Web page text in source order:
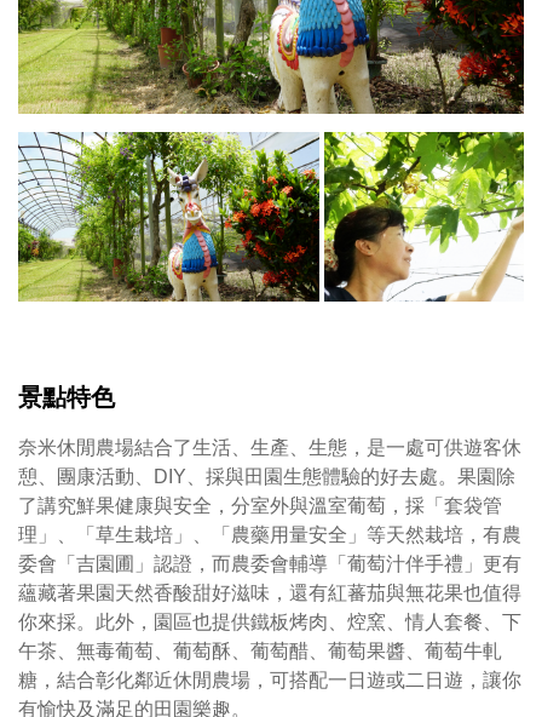
景點特色
奈米休閒農場結合了生活、生產、生態，是一處可供遊客休
憩、團康活動、DIY、採與田園生態體驗的好去處。果園除
了講究鮮果健康與安全，分室外與溫室葡萄，採「套袋管
理」、「草生栽培」、「農藥用量安全」等天然栽培，有農
委會「吉園圃」認證，而農委會輔導「葡萄汁伴手禮」更有
蘊藏著果園天然香酸甜好滋味，還有紅蕃茄與無花果也值得
你來採。此外，園區也提供鐵板烤肉、焢窯、情人套餐、下
午茶、無毒葡萄、葡萄酥、葡萄醋、葡萄果醬、葡萄牛軋
糖，結合彰化鄰近休閒農場，可搭配一日遊或二日遊，讓你
有愉快及滿足的田園樂趣。